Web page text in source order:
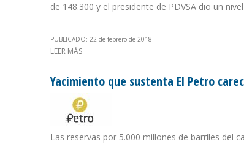
de 148.300 y el presidente de PDVSA dio un
PUBLICADO: 22 de febrero de 2018
LEER MÁS
Yacimiento que sustenta El Petro
Las reservas por 5.000 millones de barriles del